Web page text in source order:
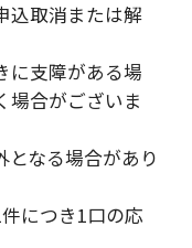
込取消または解
に支障がある場
場合がございま
なる場合があり
につき1口の応